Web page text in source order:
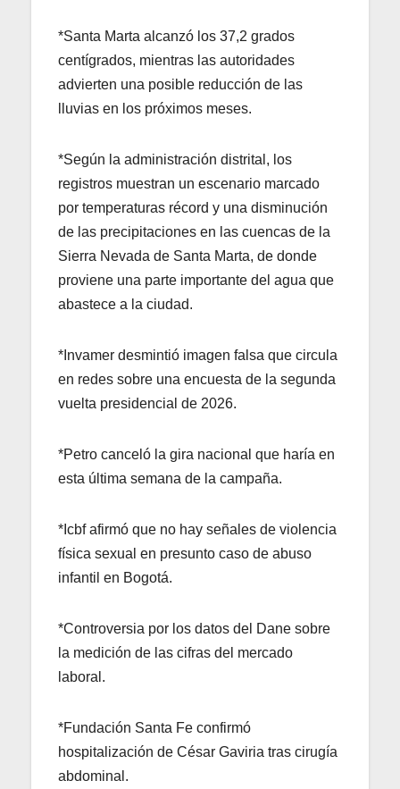
*Santa Marta alcanzó los 37,2 grados
centígrados, mientras las autoridades
advierten una posible reducción de las
lluvias en los próximos meses.
*Según la administración distrital, los
registros muestran un escenario marcado
por temperaturas récord y una disminución
de las precipitaciones en las cuencas de la
Sierra Nevada de Santa Marta, de donde
proviene una parte importante del agua que
abastece a la ciudad.
*Invamer desmintió imagen falsa que circula
en redes sobre una encuesta de la segunda
vuelta presidencial de 2026.
*Petro canceló la gira nacional que haría en
esta última semana de la campaña.
*Icbf afirmó que no hay señales de violencia
física sexual en presunto caso de abuso
infantil en Bogotá.
*Controversia por los datos del Dane sobre
la medición de las cifras del mercado
laboral.
*Fundación Santa Fe confirmó
hospitalización de César Gaviria tras cirugía
abdominal.